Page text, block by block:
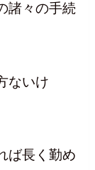
諸々の手続
ないけ
ば長く勤め